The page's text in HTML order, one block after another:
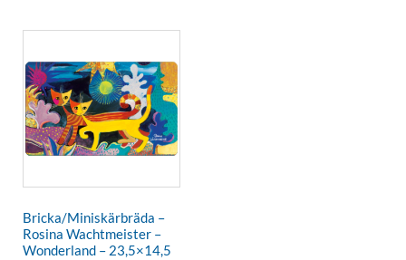
Bricka/Miniskärbräda –
Rosina Wachtmeister –
Wonderland – 23,5×14,5